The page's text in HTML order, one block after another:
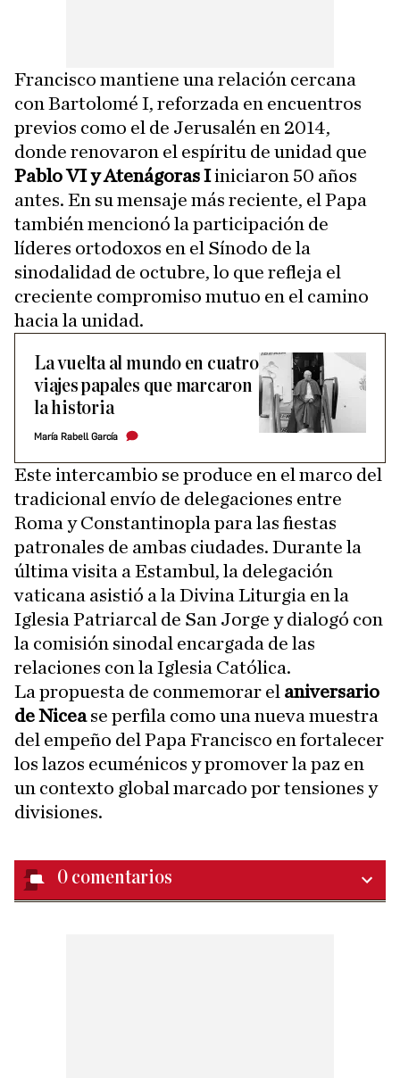
Francisco mantiene una relación cercana
con Bartolomé I, reforzada en encuentros
previos como el de Jerusalén en 2014,
donde renovaron el espíritu de unidad que
Pablo VI y Atenágoras Iiniciaron 50 años
antes. En su mensaje más reciente, el Papa
también mencionó la participación de
líderes ortodoxos en el Sínodo de la
sinodalidad de octubre, lo que refleja el
creciente compromiso mutuo en el camino
hacia la unidad.
La vuelta al mundo en cuatro
viajes papales que marcaron
la historia
María Rabell García
Este intercambio se produce en el marco del
tradicional envío de delegaciones entre
Roma y Constantinopla para las fiestas
patronales de ambas ciudades. Durante la
última visita a Estambul, la delegación
vaticana asistió a la Divina Liturgia en la
Iglesia Patriarcal de San Jorge y dialogó con
la comisión sinodal encargada de las
relaciones con la Iglesia Católica.
La propuesta de conmemorar el aniversario
de Nicease perfila como una nueva muestra
del empeño del Papa Francisco en fortalecer
los lazos ecuménicos y promover la paz en
un contexto global marcado por tensiones y
divisiones.
0 comentarios